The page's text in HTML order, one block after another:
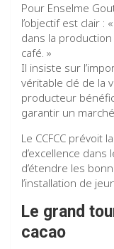
Pour Enselme
l’objectif est clair :
dans la
café. »
Il insiste sur
véritable clé de la
producteur
garantir un
Le CCFCC prévoit
d’excellence
d’étendre les
l’installation de
Le grand
cacao